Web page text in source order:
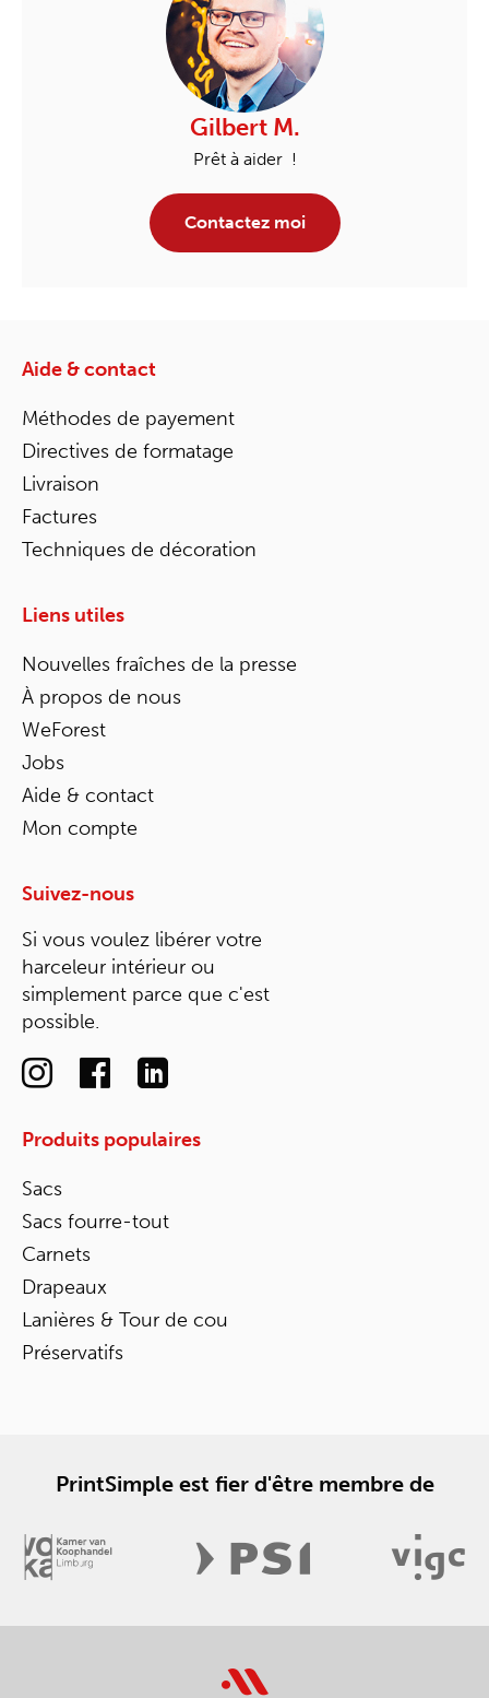
Gilbert M.
Prêt à aider !
Contactez moi
Aide & contact
Méthodes de payement
Directives de formatage
Livraison
Factures
Techniques de décoration
Liens utiles
Nouvelles fraîches de la presse
À propos de nous
WeForest
Jobs
Aide & contact
Mon compte
Suivez-nous
Si vous voulez libérer votre
harceleur intérieur ou
simplement parce que c'est
possible.
Produits populaires
Sacs
Sacs fourre-tout
Carnets
Drapeaux
Lanières & Tour de cou
Préservatifs
PrintSimple est fier d'être membre de